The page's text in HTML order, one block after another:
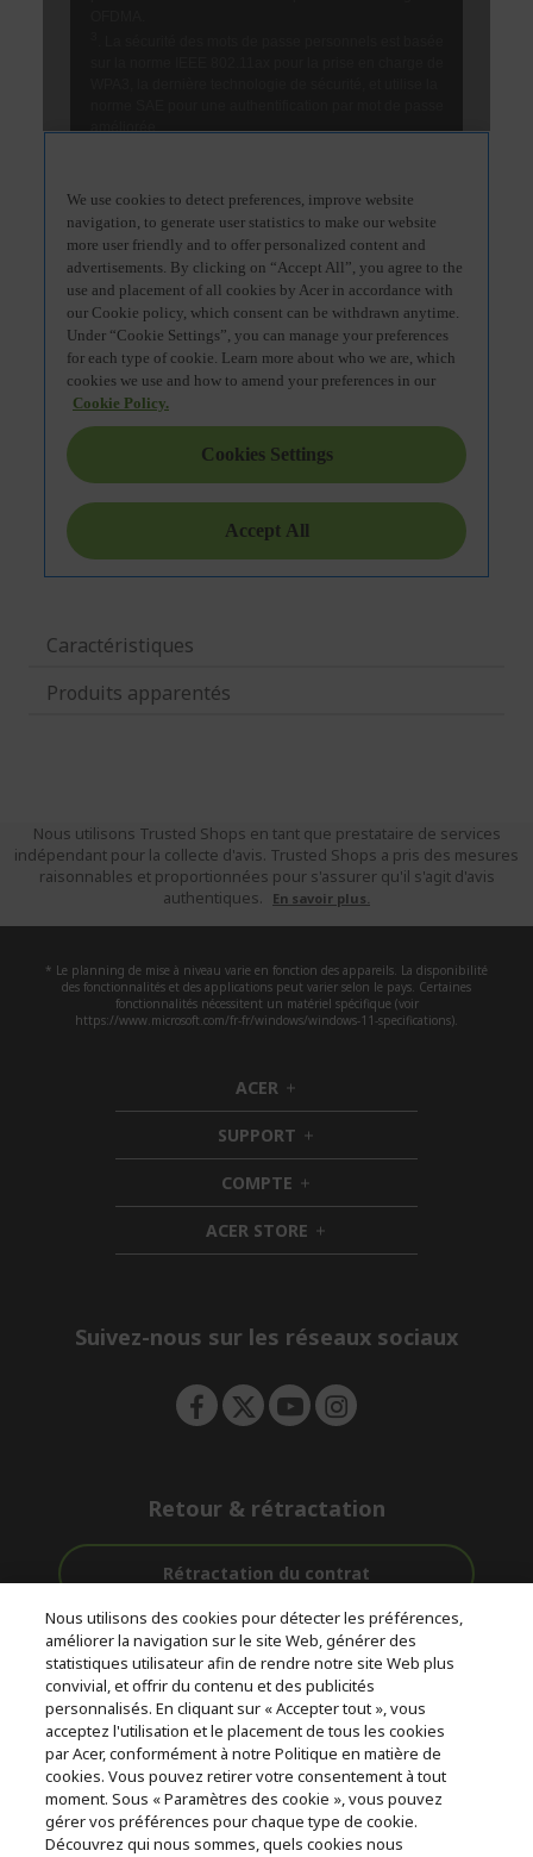
Caractéristiques
Produits apparentés
Nous utilisons Trusted Shops en tant que prestataire de services
indépendant pour la collecte d'avis. Trusted Shops a pris des mesures
raisonnables et proportionnées pour s'assurer qu'il s'agit d'avis
authentiques.
En savoir plus.
* Le planning de mise à niveau varie en fonction des appareils. La disponibilité
des fonctionnalités et des applications peut varier selon le pays. Certaines
fonctionnalités nécessitent un matériel spécifique (voir
https://www.microsoft.com/fr-fr/windows/windows-11-specifications).
ACER h
i
d
d
e
n
SUPPORT h
i
d
d
e
n
COMPTE h
i
d
d
ACER STORE h
i
e
Suivez-nous sur les réseaux sociaux
Retour & rétractation
Rétractation du contrat
Livraison
Gratuite
Accompagnement
avant et après-
vente
Avec 0%
D'intérêt
© 2026 Acer Inc.
CPYou BV est le revendeur et marchand agréé pour les produits et
services proposés au sein de ce magasin.
Nous utilisons des cookies pour détecter les préférences,
améliorer la navigation sur le site Web, générer des
statistiques utilisateur afin de rendre notre site Web plus
convivial, et offrir du contenu et des publicités
personnalisés. En cliquant sur « Accepter tout », vous
acceptez l'utilisation et le placement de tous les cookies
par Acer, conformément à notre Politique en matière de
cookies. Vous pouvez retirer votre consentement à tout
moment. Sous « Paramètres des cookie », vous pouvez
gérer vos préférences pour chaque type de cookie.
Découvrez qui nous sommes, quels cookies nous